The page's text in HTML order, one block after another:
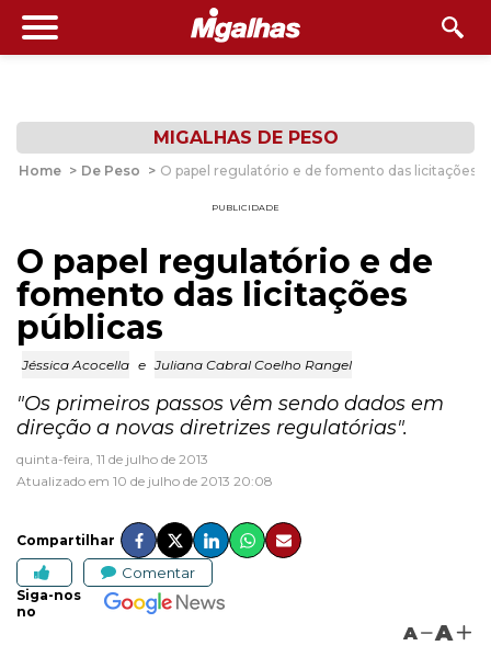
MIGALHAS DE PESO
Home > De Peso > O papel regulatório e de fomento das licitações
PUBLICIDADE
O papel regulatório e de
fomento das licitações
públicas
Jéssica Acocella e Juliana Cabral Coelho Rangel
"Os primeiros passos vêm sendo dados em
direção a novas diretrizes regulatórias".
quinta-feira, 11 de julho de 2013
Atualizado em 10 de julho de 2013 20:08
Compartilhar
Comentar
Siga-nos
no
A A